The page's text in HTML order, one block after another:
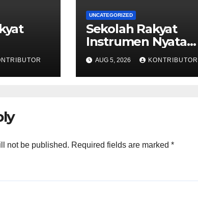
UNCATEGORIZED
Sekolah Rakyat
Instrumen Nyata
Pengentasan
Kemiskinan
Antargenerasi
AUG 5, 2026 KONTRIBUTOR
not be published. Required fields are marked *